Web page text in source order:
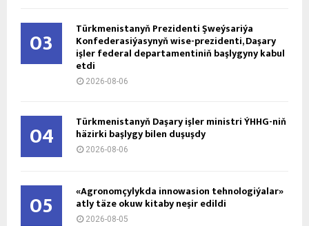
03 Türkmenistanyň Prezidenti Şweýsariýa
Konfederasiýasynyň wise-prezidenti, Daşary
işler federal departamentiniň başlygyny kabul
etdi
2026-08-06
04 Türkmenistanyň Daşary işler ministri ÝHHG-niň
häzirki başlygy bilen duşuşdy
2026-08-06
05 «Agronomçylykda innowasion tehnologiýalar»
atly täze okuw kitaby neşir edildi
2026-08-05